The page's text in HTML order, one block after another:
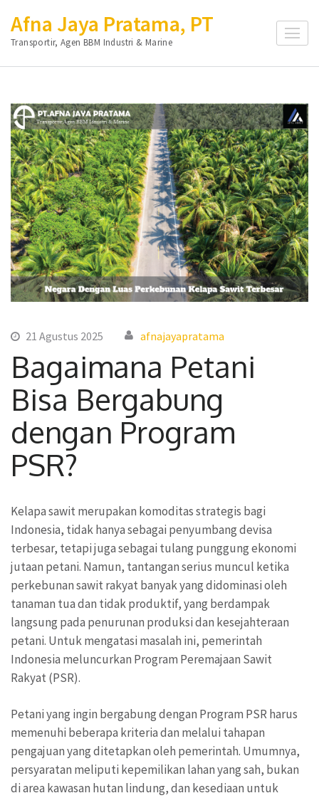
ke
konten
(Tekan
Afna Jaya Pratama, PT
Transportir, Agen BBM Industri & Marine
21 Agustus 2025 afnajayapratama
Bagaimana Petani
Bisa Bergabung
dengan Program
PSR?
Kelapa sawit merupakan komoditas strategis bagi
Indonesia, tidak hanya sebagai penyumbang devisa
terbesar, tetapi juga sebagai tulang punggung ekonomi
jutaan petani. Namun, tantangan serius muncul ketika
perkebunan sawit rakyat banyak yang didominasi oleh
tanaman tua dan tidak produktif, yang berdampak
langsung pada penurunan produksi dan kesejahteraan
petani. Untuk mengatasi masalah ini, pemerintah
Indonesia meluncurkan Program Peremajaan Sawit
Rakyat (PSR).
Petani yang ingin bergabung dengan Program PSR harus
memenuhi beberapa kriteria dan melalui tahapan
pengajuan yang ditetapkan oleh pemerintah. Umumnya,
persyaratan meliputi kepemilikan lahan yang sah, bukan
di area kawasan hutan lindung, dan kesediaan untuk